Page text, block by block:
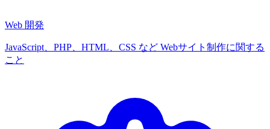
Web 開発
JavaScript、PHP、HTML、CSS など Webサイト制作に関する
こと